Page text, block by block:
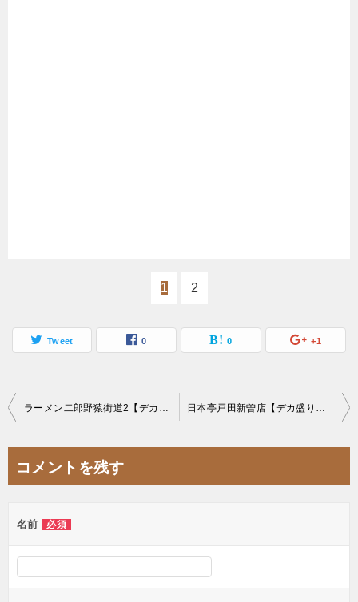
1 2
Tweet 0 0 +1
投
ビ
ー
シ
ラーメン二郎野猿街道2【デカ盛り】絶品汁なし麺マシ大食いと謎レジェンド券【ドクロ】 日本亭戸田新曽店【デカ盛り】デカ６からあげは格安絶品な１キロ超弁当【大食い】
コメントを残す
名前 必須